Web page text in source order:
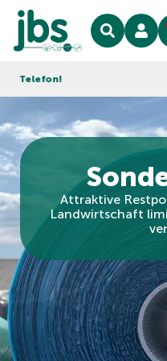
Attraktive
Landwirtschaft